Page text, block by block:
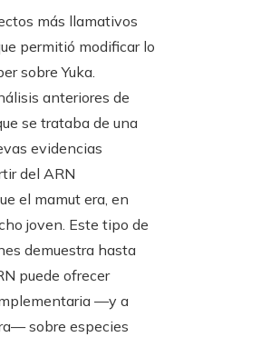
más llamativos
permitió modificar lo
sobre Yuka.
anteriores de
se trataba de una
evidencias
del ARN
el mamut era, en
joven. Este tipo de
demuestra hasta
puede ofrecer
—y a
sobre especies